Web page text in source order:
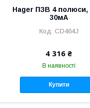
Hager ПЗВ 4 полюси,
30мА
CD464J
4 316 ₴
В наявності
Купити